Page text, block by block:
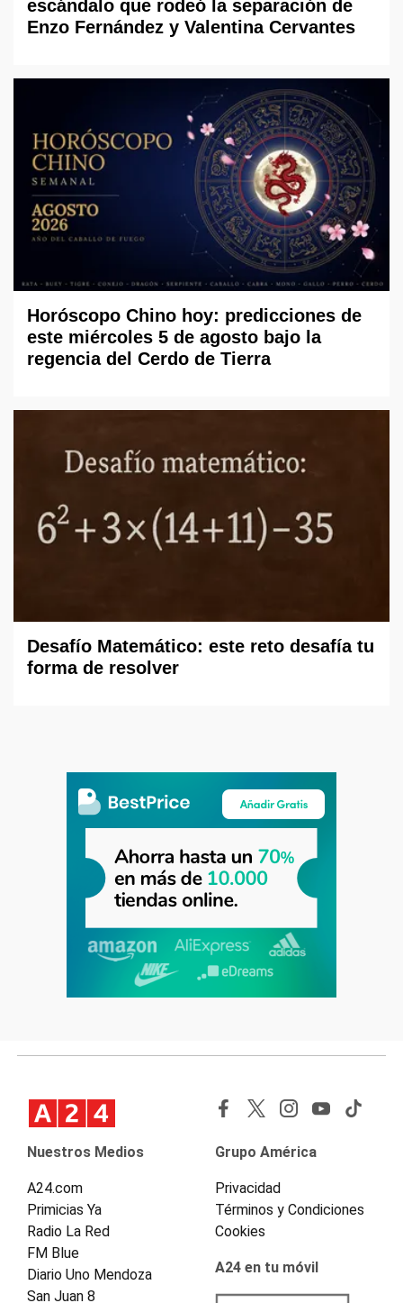
escándalo que rodeó la separación de
Enzo Fernández y Valentina Cervantes
Horóscopo Chino hoy: predicciones de
este miércoles 5 de agosto bajo la
regencia del Cerdo de Tierra
Desafío Matemático: este reto desafía tu
forma de resolver
Nuestros Medios
A24.com
Primicias Ya
Radio La Red
FM Blue
Diario Uno Mendoza
San Juan 8
Grupo América
Privacidad
Términos y Condiciones
Cookies
A24 en tu móvil